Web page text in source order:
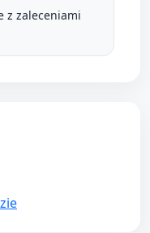
z zaleceniami